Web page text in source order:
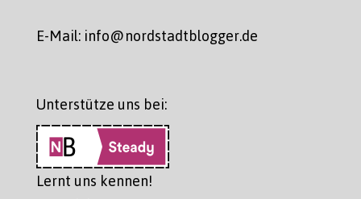
E-Mail: info@nordstadtblogger.de
Unterstütze uns bei:
Lernt uns kennen!